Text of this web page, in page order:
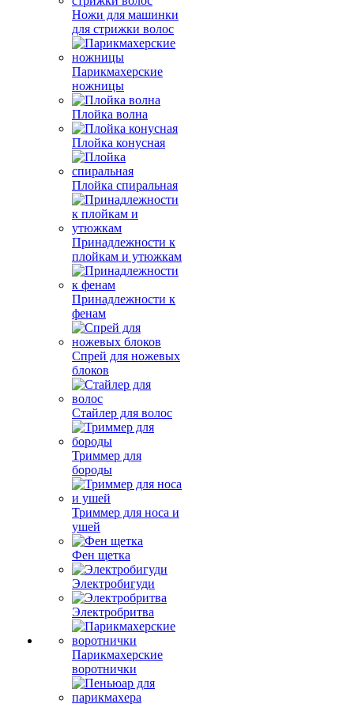
Ножи для машинки
для стрижки волос
Парикмахерские
ножницы
Плойка волна
Плойка конусная
Плойка спиральная
Принадлежности к
плойкам и утюжкам
Принадлежности к
фенам
Спрей для ножевых
блоков
Стайлер для волос
Триммер для
бороды
Триммер для носа и
ушей
Фен щетка
Электробигуди
Электробритва
Парикмахерские
воротнички